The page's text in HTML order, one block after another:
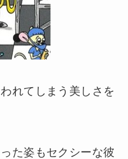
れてしまう美しさを
た姿もセクシーな彼